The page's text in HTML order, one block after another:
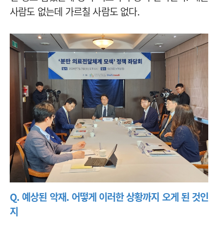
사람도 없는데 가르칠 사람도 없다.
Q. 예상된 악재. 어떻게 이러한 상황까지 오게 된 것인
지